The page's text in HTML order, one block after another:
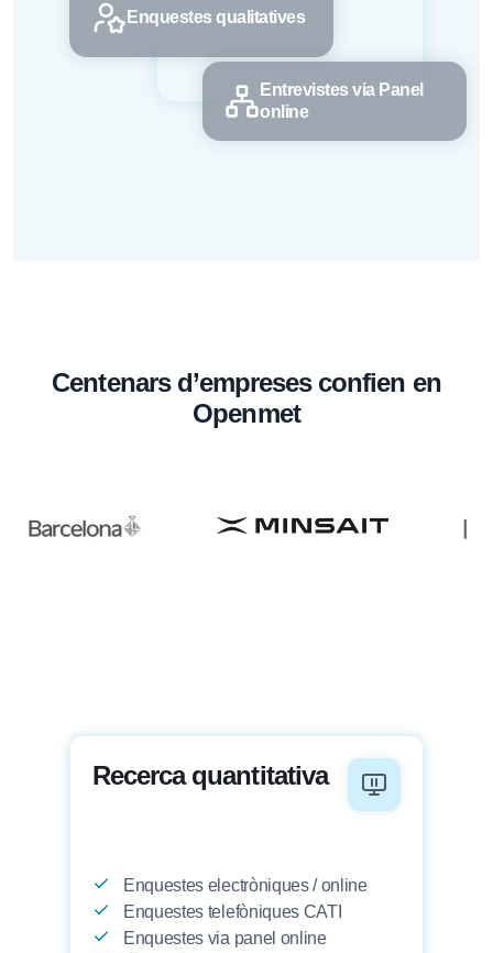
Enquestes qualitatives
Entrevistes via Panel
online
Centenars d’empreses confien en
Openmet
Recerca quantitativa
Enquestes electròniques / online
Enquestes telefòniques CATI
Enquestes via panel online